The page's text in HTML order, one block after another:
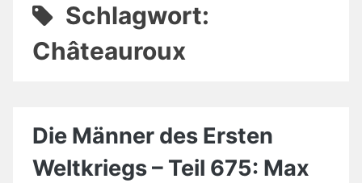
Schlagwort:
Châteauroux
Die Männer des Ersten
Weltkriegs – Teil 675: Max